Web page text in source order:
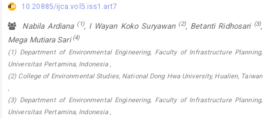
10.20885/ijca.vol5.iss1.art7
Nabila Ardiana (1), I Wayan Koko Suryawan (2), Betanti Ridhosari (3),
Mega Mutiara Sari(4)
(1) Department of Environmental Engineering, Faculty of Infrastructure Planning,
Universitas Pertamina, Indonesia ,
(2) College of Environmental Studies, National Dong Hwa University, Hualien, Taiwan
,
(3) Department of Environmental Engineering, Faculty of Infrastructure Planning,
Universitas Pertamina, Indonesia ,